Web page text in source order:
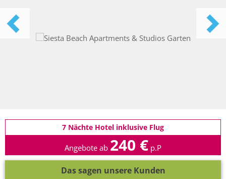
7 Nächte Hotel inklusive Flug
Angebote ab 240 € p.P
Das sagen unsere Kunden